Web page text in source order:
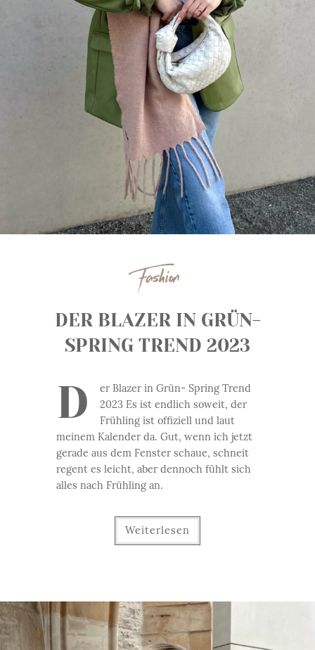
Fashion
DER BLAZER IN GRÜN-
SPRING TREND 2023
D
er Blazer in Grün- Spring Trend
2023 Es ist endlich soweit, der
Frühling ist offiziell und laut
meinem Kalender da. Gut, wenn ich jetzt
gerade aus dem Fenster schaue, schneit
regent es leicht, aber dennoch fühlt sich
alles nach Frühling an.
Weiterlesen